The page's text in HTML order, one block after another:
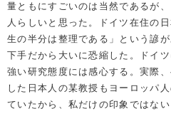
量ともにすごいのは当然であるが
人らしいと思った。ドイツ在住の
生の半分は整理である」という諺
下手だから大いに恐縮した。ドイ
強い研究態度には感心する。実際
した日本人の某教授もヨーロッパ
ていたから、私だけの印象ではない